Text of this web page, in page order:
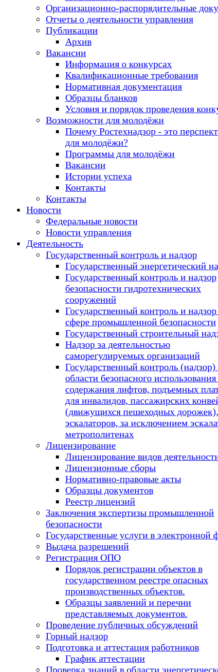
Организационно-распорядительные
Отчеты о деятельности управления
Публикации
Архив
Вакансии
Информация о конкурсах
Квалификационные требования
Нормативная документация
Образцы бланков
Условия и порядок проведения
Возможности для молодёжи
Почему Ростехнадзор - это
для молодёжи?
Программы для молодёжи
Вакансии
Истории успеха
Контакты
Контакты
Новости
Федеральные новости
Новости управления
Деятельность
Государственный контроль и надзор
Государственный энергетический
Государственный контроль и надзор
безопасности гидротехнических
сооружений
Государственный контроль и надзор
сфере промышленной безопасности
Государственный строительный
Надзор за деятельностью
саморегулируемых организаций
Государственный контроль (надзор)
области безопасного
содержания лифтов, подъемных
для инвалидов, пассажирских
(движущихся пешеходных дорожек),
эскалаторов, за исключением
метрополитенах
Лицензирование
Лицензирование видов
Лицензионные сборы
Нормативно-правовые акты
Образцы документов
Реестр лицензий
Заключения экспертизы промышленной
безопасности
Государственные услуги в электронной
Выдача разрешений
Регистрация ОПО
Порядок регистрации объектов в
государственном реестре опасных
производственных объектов.
Образцы заявлений и перечни
представляемых документов.
Проведение публичных обсуждений
Горный надзор
Подготовка и аттестация работников
График аттестации
Проверка знаний в области